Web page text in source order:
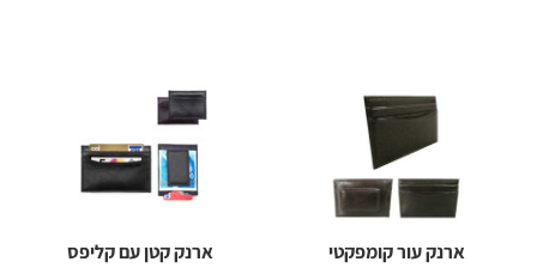
ארנק עור קומפקטי ארנק קטן עם קליפס